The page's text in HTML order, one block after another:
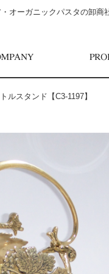
オーガニックパスタの卸商
ルスタンド【C3-1197】